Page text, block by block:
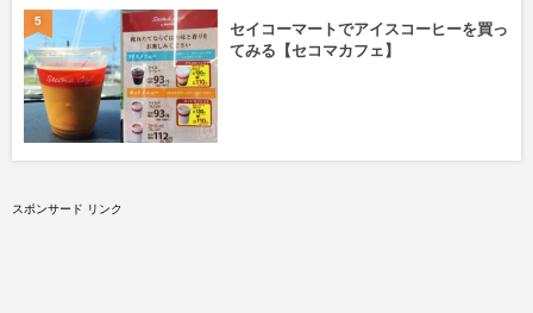
セイコーマートでアイスコーヒーを買っ
てみる【セコマカフェ】
5
スポンサード リンク